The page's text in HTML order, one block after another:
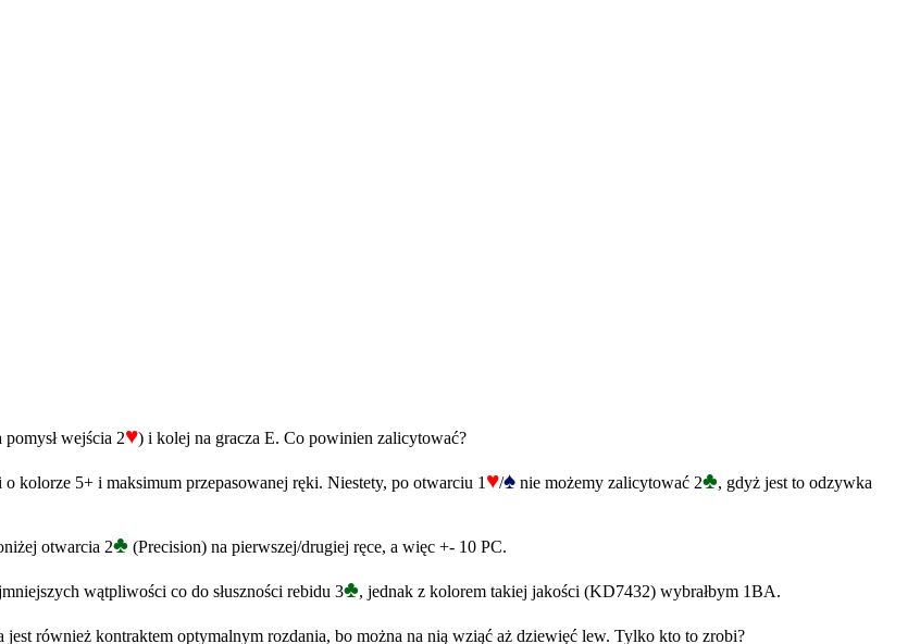
wejścia 2♥) i kolej na gracza E. Co powinien zalicytować?
kolorze 5+ i maksimum przepasowanej ręki. Niestety, po otwarciu 1 ♥/♠ nie możemy zalicytować 2♣, gdyż jest to odzywka
otwarcia 2♣ (Precision) na pierwszej/drugiej ręce, a więc +- 10 PC.
wątpliwości co do słuszności rebidu 3♣, jednak z kolorem takiej jakości (KD7432) wybrałbym 1BA.
również kontraktem optymalnym rozdania, bo można na nią wziąć aż dziewięć lew. Tylko kto to zrobi?